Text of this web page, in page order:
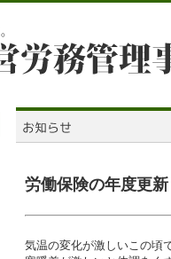
労働保険の年度更新
気温の変化が激しいこの頃